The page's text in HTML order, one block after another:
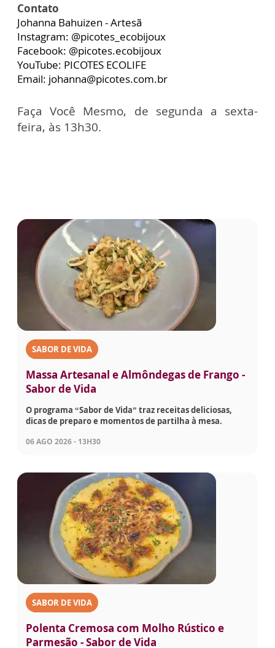
Contato
Johanna Bahuizen - Artesã
Instagram: @picotes_ecobijoux
Facebook: @picotes.ecobijoux
YouTube: PICOTES ECOLIFE
Email: johanna@picotes.com.br
Faça Você Mesmo, de segunda a sexta-
feira, às 13h30.
SABOR DE VIDA
Massa Artesanal e Almôndegas de Frango -
Sabor de Vida
O programa “Sabor de Vida” traz receitas deliciosas,
dicas de preparo e momentos de partilha à mesa.
06 AGO 2026 - 13H30
SABOR DE VIDA
Polenta Cremosa com Molho Rústico e
Parmesão - Sabor de Vida